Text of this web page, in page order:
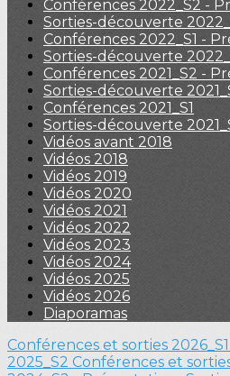
Conférences 2022_S2 -
Sorties-découverte
Conférences 2022_S1 -
Sorties-découverte
Conférences 2021_S2 -
Sorties-découverte
Conférences 2021_S1
Sorties-découverte
Vidéos avant 2018
Vidéos 2018
Vidéos 2019
Vidéos 2020
Vidéos 2021
Vidéos 2022
Vidéos 2023
Vidéos 2024
Vidéos 2025
Vidéos 2026
Diaporamas
Conférences et sorties 2026_S1
2025_S2 Conférences et